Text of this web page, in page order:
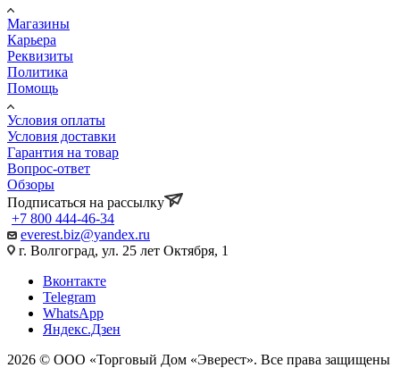
Магазины
Карьера
Реквизиты
Политика
Помощь
Условия оплаты
Условия доставки
Гарантия на товар
Вопрос-ответ
Обзоры
Подписаться на рассылку
+7 800 444-46-34
everest.biz@yandex.ru
г. Волгоград, ул. 25 лет Октября, 1
Вконтакте
Telegram
WhatsApp
Яндекс.Дзен
2026 © ООО «Торговый Дом «Эверест». Все права защищены